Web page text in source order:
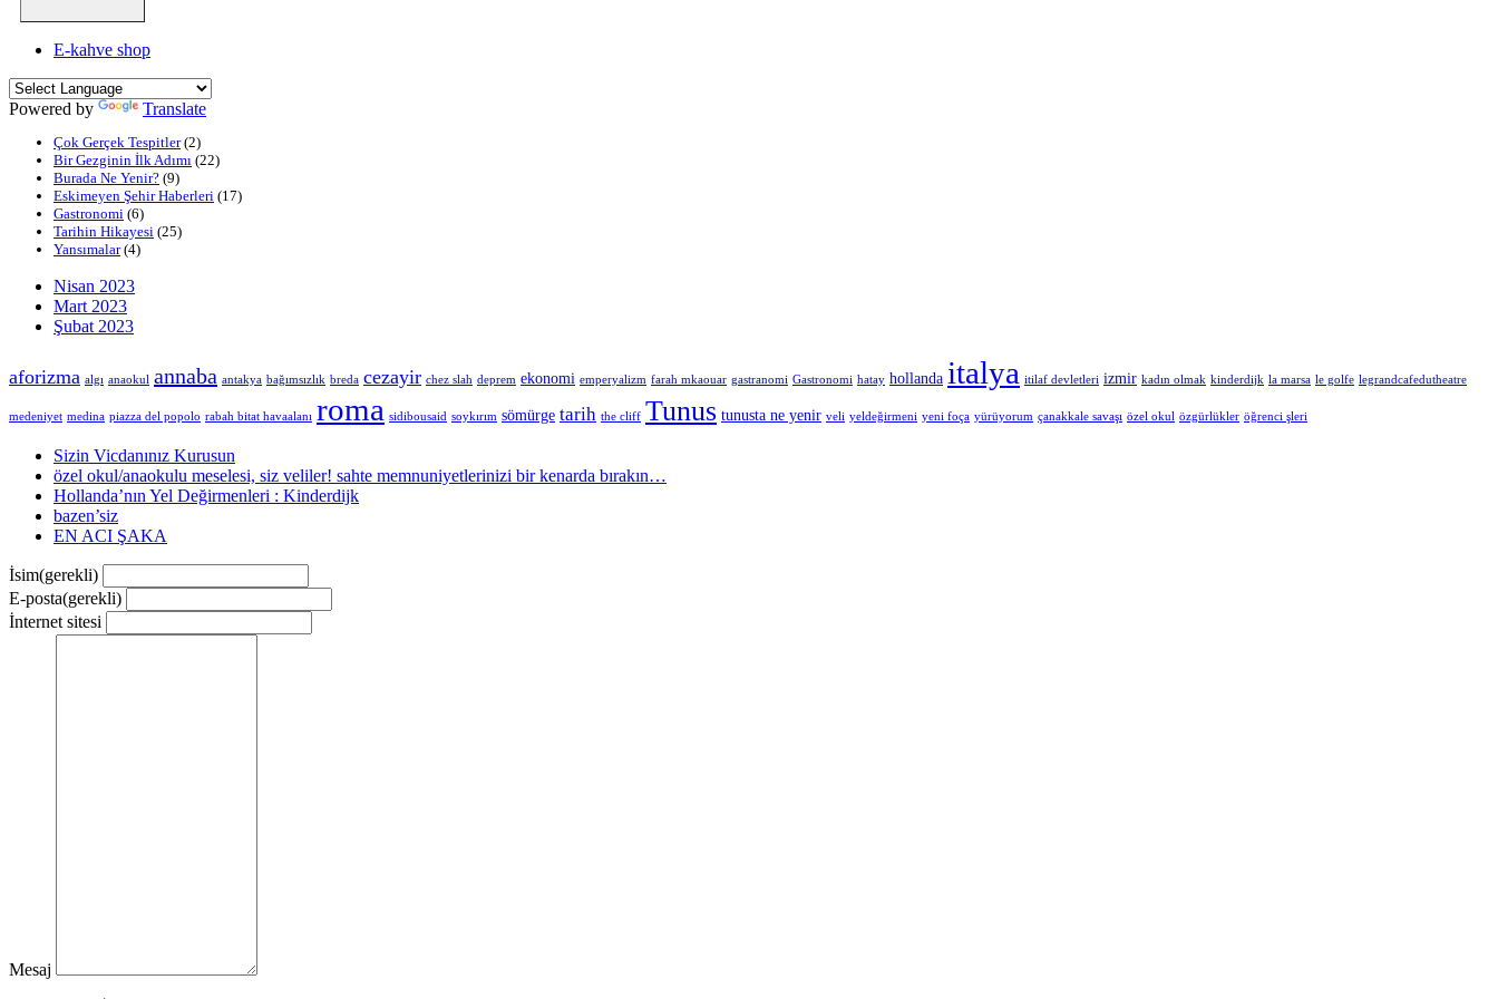
E-kahve shop
Powered by Translate
Çok Gerçek Tespitler(2)
Bir Gezginin İlk Adımı (22)
Burada Ne Yenir? (9)
Eskimeyen Şehir Haberleri (17)
Gastronomi (6)
Tarihin Hikayesi (25)
Yansımalar(4)
Nisan 2023
Mart 2023
Şubat 2023
aforizma algı anaokul annaba antakya bağımsızlık breda cezayir chez slah deprem ekonomi emperyalizm farah mkaouar gastranomi Gastronomi hatay hollanda italya itilaf devletleri izmir kadın olmak kinderdijk la marsa le golfe legrandcafedutheatre
medeniyet medina piazza del popolo rabah bitat havaalanı roma sidibousaid soykırım sömürge tarih the cliff Tunus tunusta ne yenir veli yeldeğirmeni yeni foça yürüyorum çanakkale savaşı özel okul özgürlükler öğrenci şleri
Sizin Vicdanınız Kurusun
özel okul/anaokulu meselesi, siz veliler! sahte memnuniyetlerinizi bir kenarda bırakın…
Hollanda’nın Yel Değirmenleri : Kinderdijk
bazen’siz
EN ACI ŞAKA
İsim(gerekli)
E-posta(gerekli)
İnternet sitesi
Mesaj